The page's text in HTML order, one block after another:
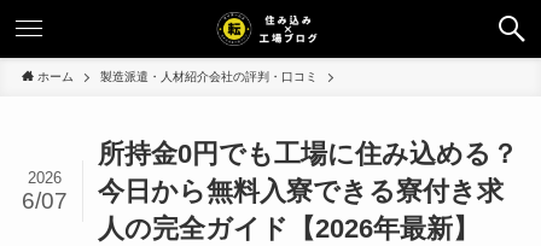
ホーム 製造派遣・人材紹介会社の評判・口コミ
所持金0円でも工場に住み込める？
今日から無料入寮できる寮付き求
人の完全ガイド【2026年最新】
2026
6/07